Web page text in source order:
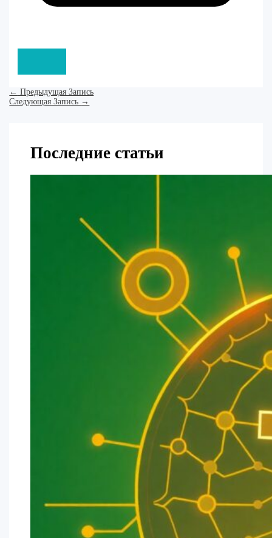
← Предыдущая Запись
Следующая Запись →
Последние статьи